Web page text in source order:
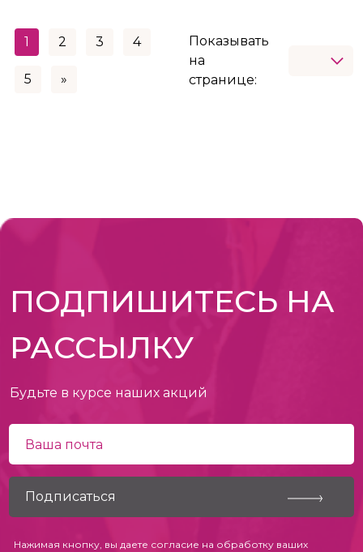
1 2 3 4
5 »
Показывать
на
странице:
ПОДПИШИТЕСЬ НА
РАССЫЛКУ
Будьте в курсе наших акций
Нажимая кнопку, вы даете согласие на обработку ваших